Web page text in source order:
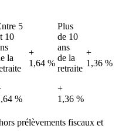
5
10
la
%
+
1,64 %
Plus
de 10
ans
de la
retraite
+
1,36 %
+
1,36 %
prélèvements fiscaux et